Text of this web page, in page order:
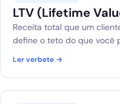
LTV (Lifetime
Receita total que um
define o teto do que você
Ler verbete →